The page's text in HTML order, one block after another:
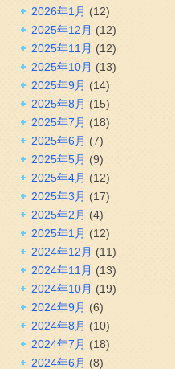
2026年1月 (12)
2025年12月 (12)
2025年11月 (12)
2025年10月 (13)
2025年9月 (14)
2025年8月 (15)
2025年7月 (18)
2025年6月 (7)
2025年5月 (9)
2025年4月 (12)
2025年3月 (17)
2025年2月 (4)
2025年1月 (12)
2024年12月 (11)
2024年11月 (13)
2024年10月 (19)
2024年9月 (6)
2024年8月 (10)
2024年7月 (18)
2024年6月 (8)